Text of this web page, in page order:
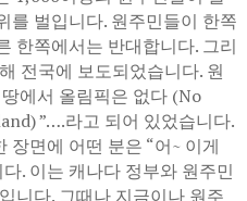
를 벌입니다. 원주민들이 한쪽
한쪽에서는 반대합니다. 그리
전국에 보도되었습니다. 원
에서 올림픽은 없다 (No
”….라고 되어 있었습니다.
장면에 어떤 분은 “어~ 이게
. 이는 캐나다 정부와 원주민
니다. 그때나 지금이나 원주